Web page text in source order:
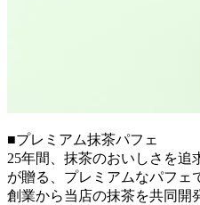
■プレミアム抹茶パフェ
25年間、抹茶のおいしさを追
が贈る、プレミアムなパフェ
創業から当店の抹茶を共同開